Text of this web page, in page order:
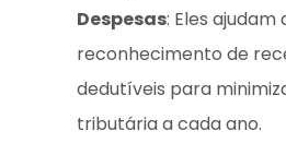
Despesas: Eles
reconhecimento de
dedutíveis para
tributária a cada ano.